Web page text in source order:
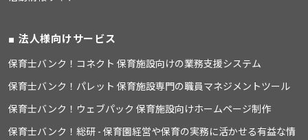
法人様向けサービス
保育士バンク！コネクト 保育施設向けの業務支援システム
保育士バンク！パレット 保育施設専門の職員マネジメントツール
保育士バンク！ウェブパック 保育施設向けホームページ制作
保育士バンク！総研 - 保育園経営や保育の実務に活かせる有益な情